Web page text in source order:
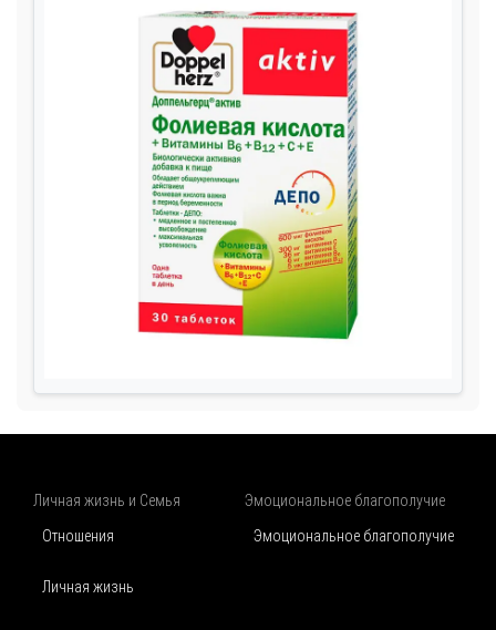
Личная жизнь и Семья
Отношения
Личная жизнь
Эмоциональное благополучие
Эмоциональное благополучие